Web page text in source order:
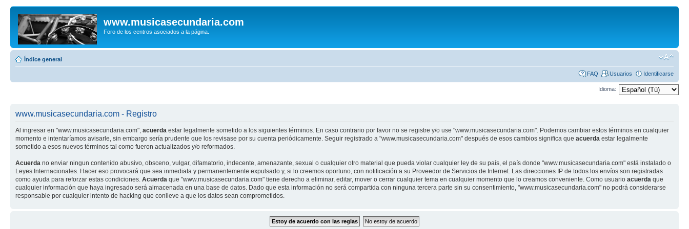
www.musicasecundaria.com
Foro de los centros asociados a la página.
Índice general
FAQ Usuarios Identificarse
Idioma:
www.musicasecundaria.com - Registro
Al ingresar en "www.musicasecundaria.com", acuerda estar legalmente sometido a los siguientes términos. En caso contrario por favor no se registre y/o use "www.musicasecundaria.com". Podemos cambiar estos términos en cualquier
momento e intentaríamos avisarle, sin embargo sería prudente que los revisase por su cuenta periódicamente. Seguir registrado a "www.musicasecundaria.com" después de esos cambios significa que acuerda estar legalmente
sometido a esos nuevos términos tal como fueron actualizados y/o reformados.
Acuerda no enviar ningun contenido abusivo, obsceno, vulgar, difamatorio, indecente, amenazante, sexual o cualquier otro material que pueda violar cualquier ley de su país, el país donde "www.musicasecundaria.com" está instalado o
Leyes Internacionales. Hacer eso provocará que sea inmediata y permanentemente expulsado y, si lo creemos oportuno, con notificación a su Proveedor de Servicios de Internet. Las direcciones IP de todos los envíos son registradas
como ayuda para reforzar estas condiciones. Acuerda que "www.musicasecundaria.com" tiene derecho a eliminar, editar, mover o cerrar cualquier tema en cualquier momento que lo creamos conveniente. Como usuario acuerda que
cualquier información que haya ingresado será almacenada en una base de datos. Dado que esta información no será compartida con ninguna tercera parte sin su consentimiento, "www.musicasecundaria.com" no podrá considerarse
responsable por cualquier intento de hacking que conlleve a que los datos sean comprometidos.